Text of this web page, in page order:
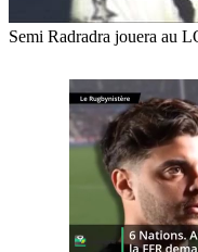
Semi Radradra jouera au